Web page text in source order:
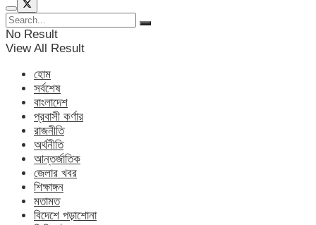
No Result
View All Result
হোম
সর্বশেষ
বাংলাদেশ
প্রবাসী কর্ণার
রাজনীতি
অর্থনীতি
আন্তর্জাতিক
জেলার খবর
শিক্ষাঙ্গন
মতামত
বিদেশে পড়াশোনা